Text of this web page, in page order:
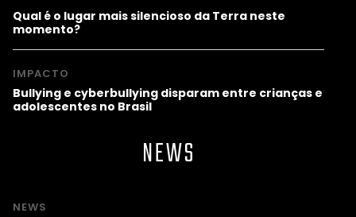
Qual é o lugar mais silencioso da Terra neste
momento?
IMPACTO
Bullying e cyberbullying disparam entre crianças e
adolescentes no Brasil
NEWS
NEWS